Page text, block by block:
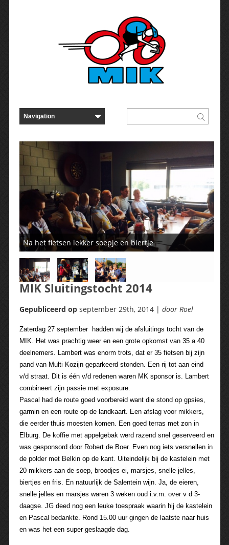
Na het fietsen lekker soepje en biertje
MIK Sluitingstocht 2014
Gepubliceerd opseptember 29th, 2014 | door Roel
Zaterdag 27 september hadden wij de afsluitings tocht van de
MIK. Het was prachtig weer en een grote opkomst van 35 a 40
deelnemers. Lambert was enorm trots, dat er 35 fietsen bij zijn
pand van Multi Kozijn geparkeerd stonden. Een rij tot aan eind
v/d straat. Dit is één v/d redenen waren MK sponsor is. Lambert
combineert zijn passie met exposure.
Pascal had de route goed voorbereid want die stond op gpsies,
garmin en een route op de landkaart. Een afslag voor mikkers,
die eerder thuis moesten komen. Een goed terras met zon in
Elburg. De koffie met appelgebak werd razend snel geserveerd en
was gesponsord door Robert de Boer. Even nog iets versnellen in
de polder met Belkin op de kant. Uiteindelijk bij de kastelein met
20 mikkers aan de soep, broodjes ei, marsjes, snelle jelles,
biertjes en fris. En natuurlijk de Salentein wijn. Ja, de eieren,
snelle jelles en marsjes waren 3 weken oud i.v.m. over v d 3-
daagse. JG deed nog een leuke toespraak waarin hij de kastelein
en Pascal bedankte. Rond 15.00 uur gingen de laatste naar huis
en was het een super geslaagde dag.